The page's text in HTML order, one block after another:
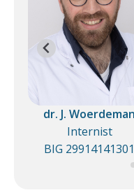
dr. J. Woerdeman
Internist
BIG 29914141301